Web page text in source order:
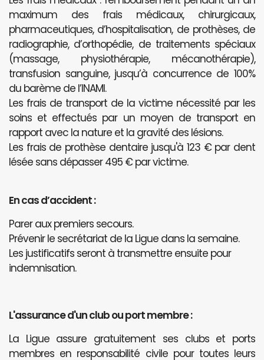
maximum des frais médicaux, chirurgicaux,
pharmaceutiques, d’hospitalisation, de prothèses, de
radiographie, d’orthopédie, de traitements spéciaux
(massage, physiothérapie, mécanothérapie),
transfusion sanguine, jusqu’à concurrence de 100%
du barème de l’INAMI.
Les frais de transport de la victime nécessité par les
soins et effectués par un moyen de transport en
rapport avec la nature et la gravité des lésions.
Les frais de prothèse dentaire jusqu'à 123 € par dent
lésée sans dépasser 495 € par victime.
En cas d’accident :
Parer aux premiers secours.
Prévenir le secrétariat de la Ligue dans la semaine.
Les justificatifs seront à transmettre ensuite pour
indemnisation.
L'assurance d'un club ou port membre :
La Ligue assure gratuitement ses clubs et ports
membres en responsabilité civile pour toutes leurs